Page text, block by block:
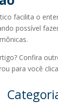
facilita o
possível
Confira
para você